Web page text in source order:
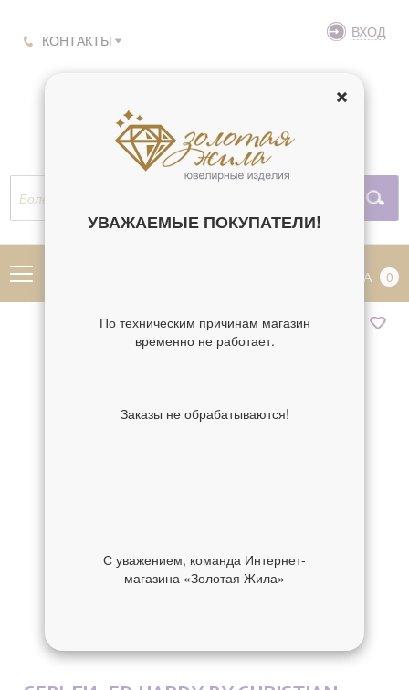
КОНТАКТЫ ВХОД
КОРЗИНА 0
УВАЖАЕМЫЕ ПОКУПАТЕЛИ!
По техническим причинам магазин
временно не работает.
Заказы не обрабатываются!
С уважением, команда Интернет-
магазина «Золотая Жила»